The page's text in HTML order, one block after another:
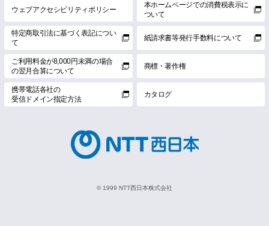
ウェブアクセシビリティポリシー
本ホームページでの消費税表示に
ついて
特定商取引法に基づく表記につい
て
紙請求書等発行手数料について
ご利用料金が8,000円未満の場合
の翌月合算について
商標・著作権
携帯電話各社の
受信ドメイン指定方法
カタログ
© 1999 NTT西日本株式会社